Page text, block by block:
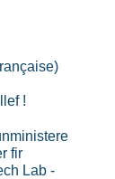
!
fir
Lab -